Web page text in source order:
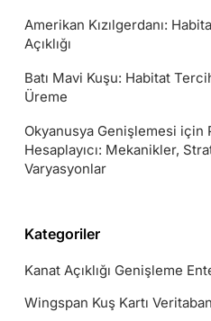
Amerikan Kızılgerdanı:
Açıklığı
Batı Mavi Kuşu: Habitat
Üreme
Okyanusya Genişlemesi için
Hesaplayıcı: Mekanikler,
Varyasyonlar
Kategoriler
Kanat Açıklığı Genişleme
Wingspan Kuş Kartı